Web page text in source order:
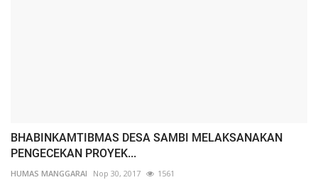
BHABINKAMTIBMAS DESA SAMBI MELAKSANAKAN
PENGECEKAN PROYEK...
HUMAS MANGGARAI Nop 30, 2017 1561